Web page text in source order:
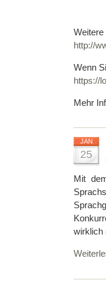
Weitere
http://
Wenn
https://
Mehr
JAN
25
Mit
wirklich